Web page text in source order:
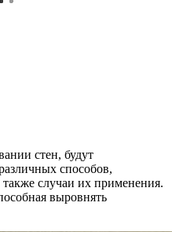
стен, будут
способов,
случаи их применения.
выровнять